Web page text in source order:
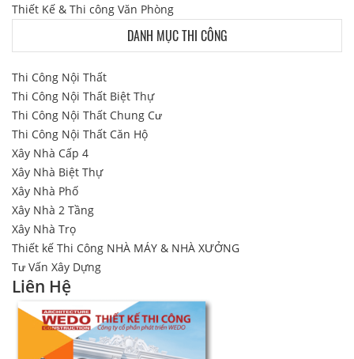
Thiết Kế & Thi công Văn Phòng
DANH MỤC THI CÔNG
Thi Công Nội Thất
Thi Công Nội Thất Biệt Thự
Thi Công Nội Thất Chung Cư
Thi Công Nội Thất Căn Hộ
Xây Nhà Cấp 4
Xây Nhà Biệt Thự
Xây Nhà Phố
Xây Nhà 2 Tầng
Xây Nhà Trọ
Thiết kế Thi Công NHÀ MÁY & NHÀ XƯỞNG
Tư Vấn Xây Dựng
Liên Hệ